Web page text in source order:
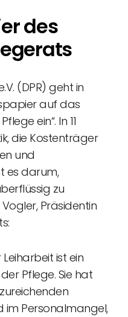
des
(DPR) geht in
auf das
ein“. In 11
die Kostenträger
und
es darum,
zu
Präsidentin
ist ein
Pflege. Sie hat
Personalmangel,